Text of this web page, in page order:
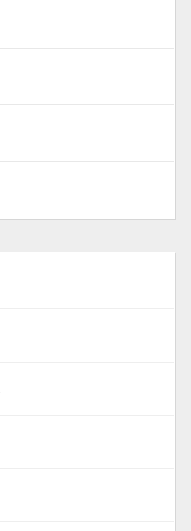
| Audiência Pública
do Servidor